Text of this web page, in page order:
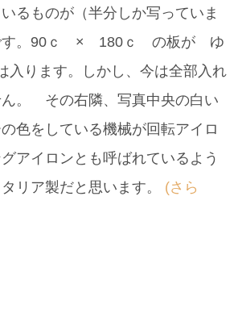
るものが（半分しか写っていま
す。90ｃ × 180ｃ の板が ゆ
入ります。しかし、今は全部入れ
ん。 その右隣、写真中央の白い
色をしている機械が回転アイロ
アイロンとも呼ばれているよう
リア製だと思います。 (さら